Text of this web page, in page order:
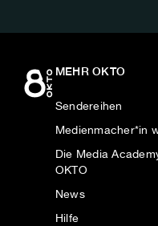
MEHR OKTO
Sendereihen
Medienmacher*in
Die Media
OKTO
News
Hilfe